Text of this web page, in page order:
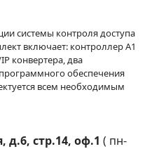
системы контроля доступа
включает: контроллер A1
конвертера, два
обеспечения
всем необходимым
д.6, стр.14, оф.1 ( пн-